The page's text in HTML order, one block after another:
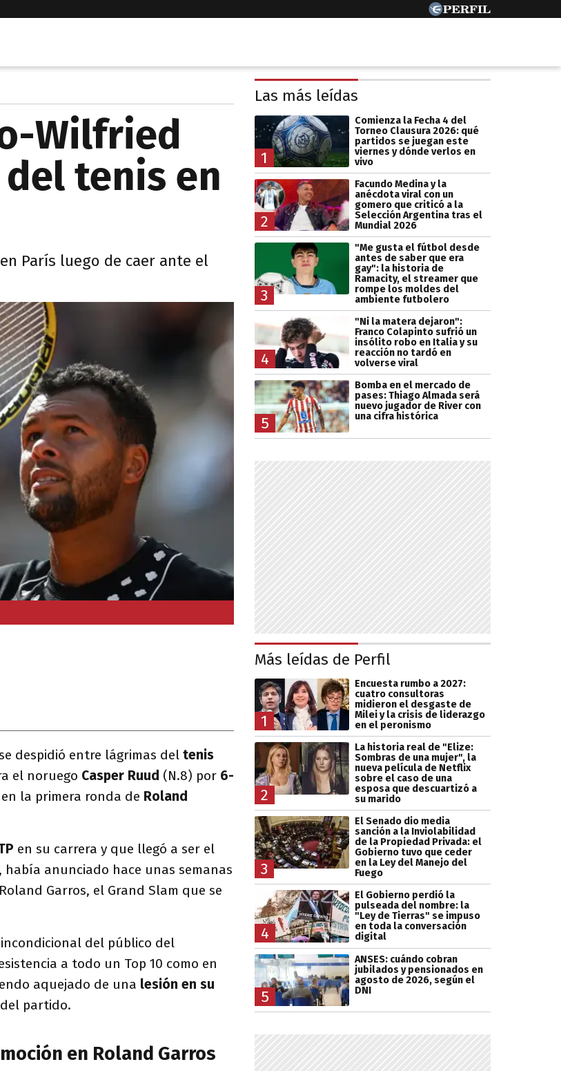
Wilfried
tenis en
París luego de caer ante el
despidió entre lágrimas del tenis
el noruego Casper Ruud (N.8) por 6-
en la primera ronda de Roland
en su carrera y que llegó a ser el
, había anunciado hace unas semanas
Garros, el Grand Slam que se
del público del
a todo un Top 10 como en
aquejado de una lesión en su
partido.
en Roland Garros
Las más leídas
1
Comienza la Fecha 4 del
Torneo Clausura 2026: qué
partidos se juegan este
viernes y dónde verlos en
vivo
2
Facundo Medina y la
anécdota viral con un
gomero que criticó a la
Selección Argentina tras el
Mundial 2026
3
"Me gusta el fútbol desde
antes de saber que era
gay": la historia de
Ramacity, el streamer que
rompe los moldes del
ambiente futbolero
4
"Ni la matera dejaron":
Franco Colapinto sufrió un
insólito robo en Italia y su
reacción no tardó en
volverse viral
5
Bomba en el mercado de
pases: Thiago Almada será
nuevo jugador de River con
una cifra histórica
Más leídas de Perfil
1
Encuesta rumbo a 2027:
cuatro consultoras
midieron el desgaste de
Milei y la crisis de liderazgo
en el peronismo
2
La historia real de "Elize:
Sombras de una mujer", la
nueva película de Netflix
sobre el caso de una
esposa que descuartizó a
su marido
3
El Senado dio media
sanción a la Inviolabilidad
de la Propiedad Privada: el
Gobierno tuvo que ceder
en la Ley del Manejo del
Fuego
4
El Gobierno perdió la
pulseada del nombre: la
"Ley de Tierras" se impuso
en toda la conversación
digital
5
ANSES: cuándo cobran
jubilados y pensionados en
agosto de 2026, según el
DNI